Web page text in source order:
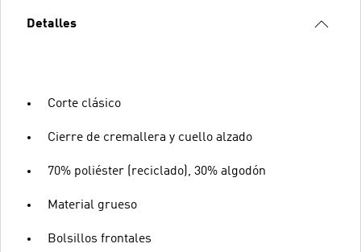
Detalles
Corte clásico
Cierre de cremallera y cuello alzado
70% poliéster (reciclado), 30% algodón
Material grueso
Bolsillos frontales